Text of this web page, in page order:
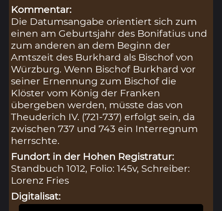
Kommentar:
Die Datumsangabe orientiert sich zum
einen am Geburtsjahr des Bonifatius und
zum anderen an dem Beginn der
Amtszeit des Burkhard als Bischof von
Würzburg. Wenn Bischof Burkhard vor
seiner Ernennung zum Bischof die
Klöster vom König der Franken
übergeben werden, müsste das von
Theuderich IV. (721-737) erfolgt sein, da
zwischen 737 und 743 ein Interregnum
herrschte.
Fundort in der Hohen Registratur:
Standbuch 1012, Folio: 145v, Schreiber:
Lorenz Fries
Digitalisat: